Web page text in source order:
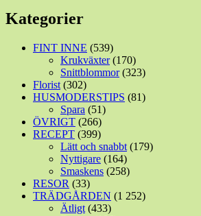
Kategorier
FINT INNE (539)
Krukväxter(170)
Snittblommor(323)
Florist (302)
HUSMODERSTIPS (81)
Spara (51)
ÖVRIGT (266)
RECEPT (399)
Lätt och snabbt (179)
Nyttigare (164)
Smaskens (258)
RESOR (33)
TRÄDGÅRDEN (1 252)
Ätligt (433)